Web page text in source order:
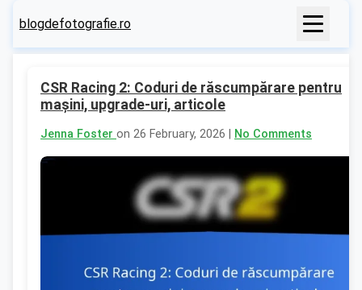
blogdefotografie.ro
CSR Racing 2: Coduri de răscumpărare pentru
mașini, upgrade-uri, articole
Jenna Foster on 26 February, 2026 | No Comments